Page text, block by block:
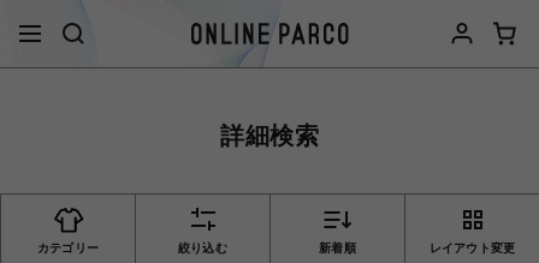
詳細検索
カテゴリー 絞り込む 新着順 レイアウト変更